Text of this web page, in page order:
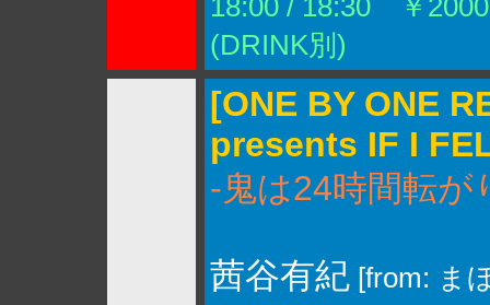
18:00 / 18:30 ￥
(DRINK別)
[ONE BY ONE
presents ‪IF I
-鬼は24時間転が
茜谷有紀 [from: ま